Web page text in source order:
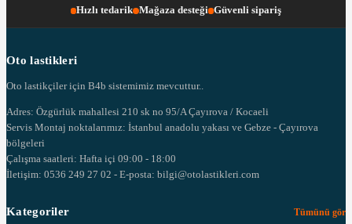
Hızlı tedarik Mağaza desteği Güvenli sipariş
Oto lastikleri
Oto lastikçiler için B4b sistemimiz mevcuttur..
Adres: Özgürlük mahallesi 210 sk no 95/A Çayırova / Kocaeli
Servis Montaj noktalarımız: İstanbul anadolu yakası ve Gebze - Çayırova
bölgeleri
Çalışma saatleri: Hafta içi 09:00 - 18:00
İletişim: 0536 249 27 02 - E-posta: bilgi@otolastikleri.com
Kategoriler Tümünü gör